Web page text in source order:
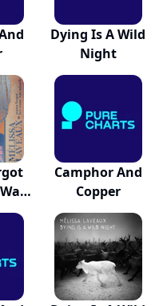
Dying Is A Wild
Night
Camphor And
Copper